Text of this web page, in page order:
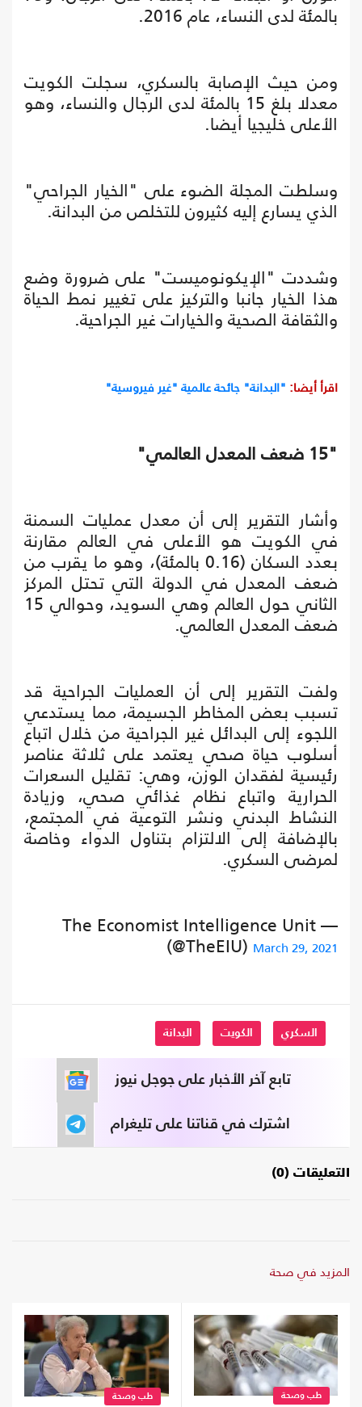
بالمئة لدى النساء، عام 2016.
ومن حيث الإصابة بالسكري، سجلت الكويت
معدلا بلغ 15 بالمئة لدى الرجال والنساء، وهو
الأعلى خليجيا أيضا.
وسلطت المجلة الضوء على "الخيار الجراحي"
الذي يسارع إليه كثيرون للتخلص من البدانة.
وشددت "الإيكونوميست" على ضرورة وضع
هذا الخيار جانبا والتركيز على تغيير نمط الحياة
والثقافة الصحية والخيارات غير الجراحية.
اقرأ أيضا: "البدانة" جائحة عالمية "غير فيروسية"
"15 ضعف المعدل العالمي"
وأشار التقرير إلى أن معدل عمليات السمنة
في الكويت هو الأعلى في العالم مقارنة
بعدد السكان (0.16 بالمئة)، وهو ما يقرب من
ضعف المعدل في الدولة التي تحتل المركز
الثاني حول العالم وهي السويد، وحوالي 15
ضعف المعدل العالمي.
ولفت التقرير إلى أن العمليات الجراحية قد
تسبب بعض المخاطر الجسيمة، مما يستدعي
اللجوء إلى البدائل غير الجراحية من خلال اتباع
أسلوب حياة صحي يعتمد على ثلاثة عناصر
رئيسية لفقدان الوزن، وهي: تقليل السعرات
الحرارية واتباع نظام غذائي صحي، وزيادة
النشاط البدني ونشر التوعية في المجتمع،
بالإضافة إلى الالتزام بتناول الدواء وخاصة
لمرضى السكري.
— The Economist Intelligence Unit
(@TheEIU) March 29, 2021
السكري الكويت البدانة
تابع آخر الأخبار على جوجل نيوز
اشترك في قناتنا على تليغرام
التعليقات (0)
المزيد في صحة
طب وصحة طب وصحة